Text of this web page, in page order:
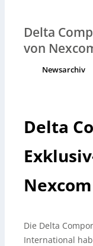
Delta
von
Newsarchiv
Delta
Nexcom
Die Delta
International